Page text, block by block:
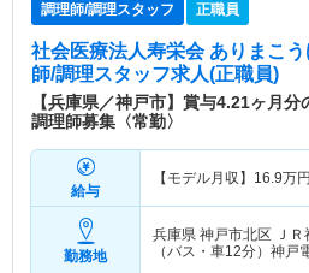
調理師/調理スタッフ 正職員
社会医療法人寿栄会 ありまこ
師/調理スタッフ求人(正職員)
【兵庫県／神戸市】賞与4.21ヶ月
調理師募集〈常勤〉
給与
【モデル月収】 16.9万
勤務地
兵庫県 神戸市北区 Ｊ
（バス・車12分）神戸